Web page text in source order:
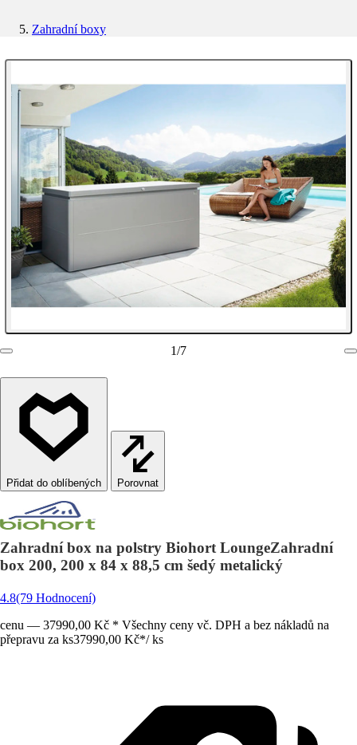
Zahradní boxy
1/7
Porovnat
Zahradní box na polstry Biohort LoungeZahradní
box 200, 200 x 84 x 88,5 cm šedý metalický
4.8(79 Hodnocení)
cenu — 37990,00 Kč * Všechny ceny vč. DPH a bez nákladů na
přepravu za ks37990,00 Kč*/ ks